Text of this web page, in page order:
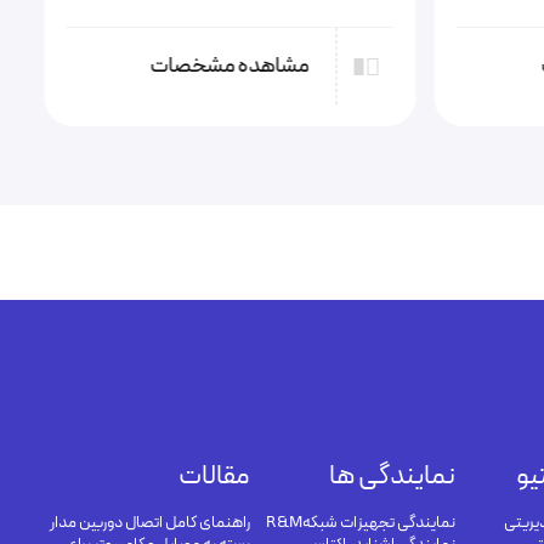
مشاهده مشخصات
نمایندگی ها
نمایندگی تجهیزات شبکهR&M
مقالات
راهنمای کامل اتصال دوربین مدار